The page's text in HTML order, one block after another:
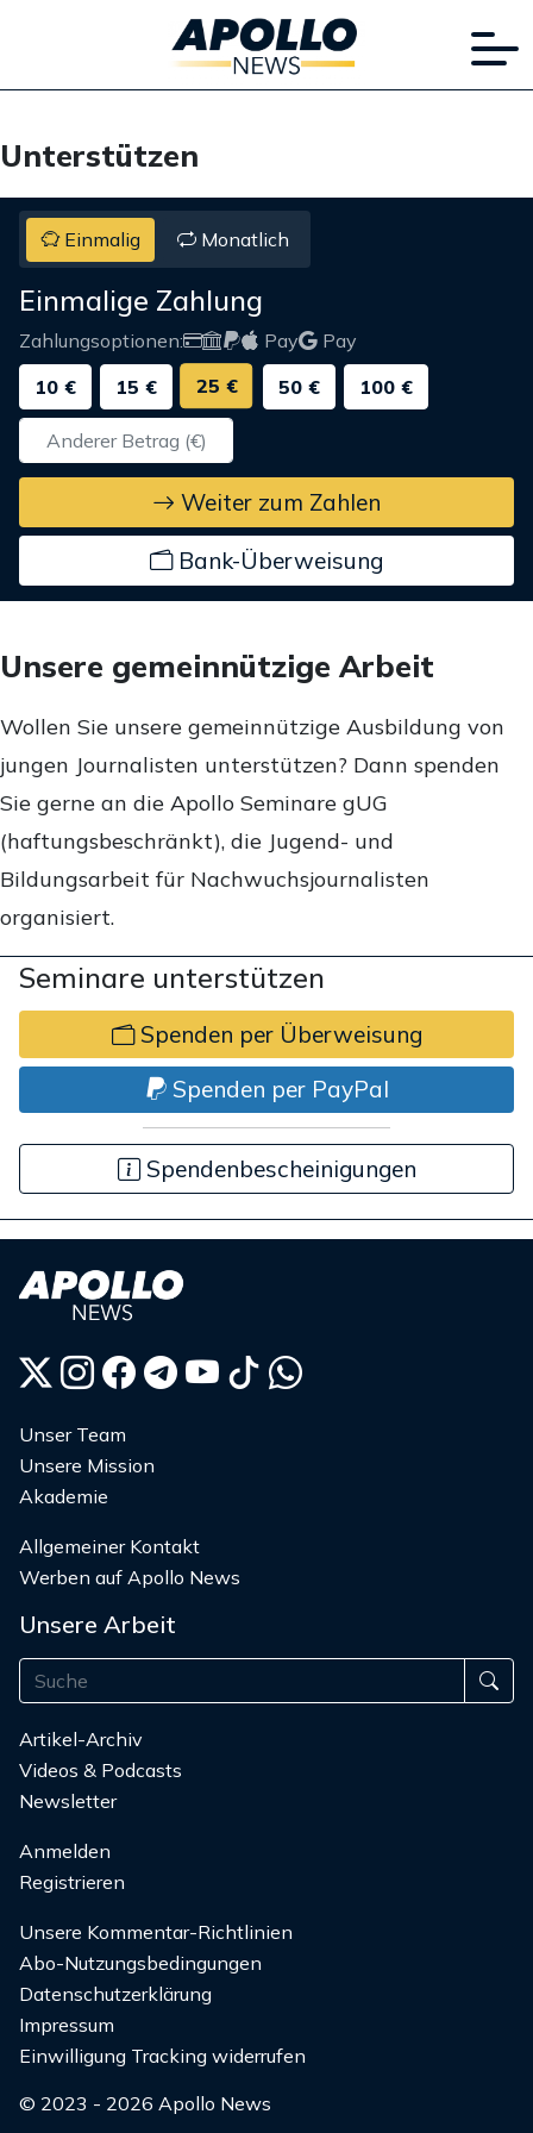
Unterstützen
Einmalig Monatlich
Einmalige Zahlung
Zahlungsoptionen: Pay
Pay
10 €
15 € 25 € 50 € 100 €
Weiter zum Zahlen
Bank-Überweisung
Unsere gemeinnützige Arbeit
Wollen Sie unsere gemeinnützige Ausbildung von
jungen Journalisten unterstützen? Dann spenden
Sie gerne an die Apollo Seminare gUG
(haftungsbeschränkt), die Jugend- und
Bildungsarbeit für Nachwuchsjournalisten
organisiert.
Seminare unterstützen
Spenden per Überweisung
Spenden per PayPal
Spendenbescheinigungen
Unser Team
Unsere Mission
Akademie
Allgemeiner Kontakt
Werben auf Apollo News
Unsere Arbeit
Artikel-Archiv
Videos & Podcasts
Newsletter
Anmelden
Registrieren
Unsere Kommentar-Richtlinien
Abo-Nutzungsbedingungen
Datenschutzerklärung
Impressum
Einwilligung Tracking widerrufen
© 2023 - 2026 Apollo News